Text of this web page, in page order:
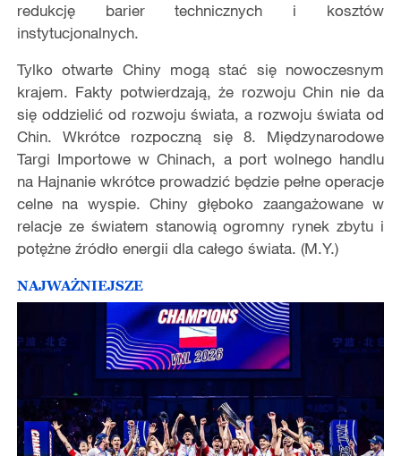
redukcję barier technicznych i kosztów
instytucjonalnych.
Tylko otwarte Chiny mogą stać się nowoczesnym
krajem. Fakty potwierdzają, że rozwoju Chin nie da
się oddzielić od rozwoju świata, a rozwoju świata od
Chin. Wkrótce rozpoczną się 8. Międzynarodowe
Targi Importowe w Chinach, a port wolnego handlu
na Hajnanie wkrótce prowadzić będzie pełne operacje
celne na wyspie. Chiny głęboko zaangażowane w
relacje ze światem stanowią ogromny rynek zbytu i
potężne źródło energii dla całego świata. (M.Y.)
NAJWAŻNIEJSZE